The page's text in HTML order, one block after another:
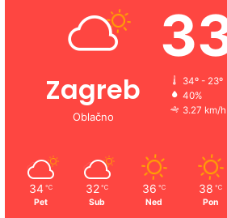
Zagreb
Oblačno
34º - 23º
40%
3.27 km/h
34 ℃
Pet
32 ℃
Sub
36 ℃
Ned
38 ℃
Pon